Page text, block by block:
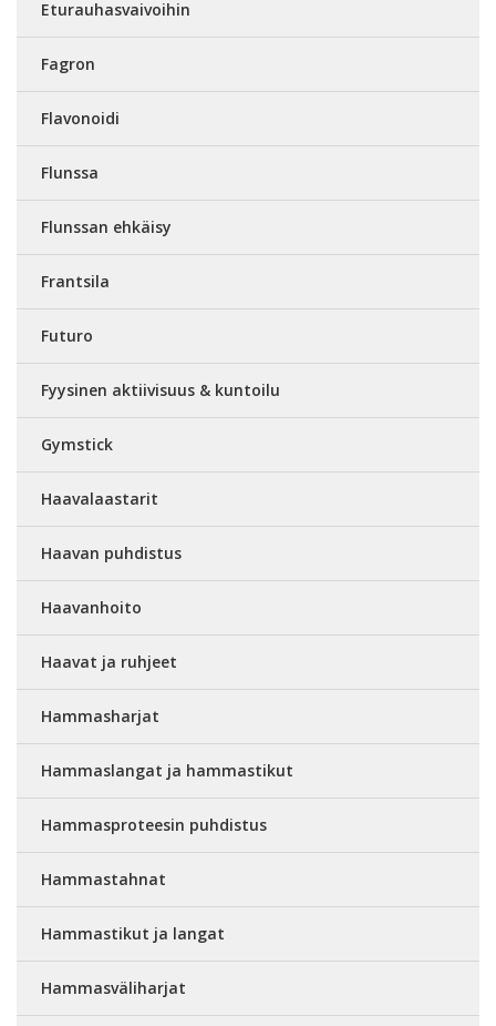
Eturauhasvaivoihin
Fagron
Flavonoidi
Flunssa
Flunssan ehkäisy
Frantsila
Futuro
Fyysinen aktiivisuus & kuntoilu
Gymstick
Haavalaastarit
Haavan puhdistus
Haavanhoito
Haavat ja ruhjeet
Hammasharjat
Hammaslangat ja hammastikut
Hammasproteesin puhdistus
Hammastahnat
Hammastikut ja langat
Hammasväliharjat